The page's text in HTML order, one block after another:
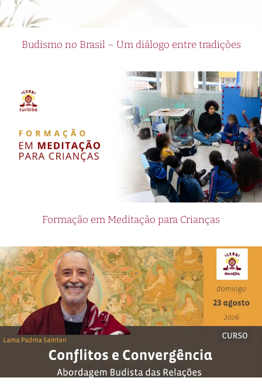
Budismo no Brasil – Um diálogo entre tradições
Formação em Meditação para Crianças